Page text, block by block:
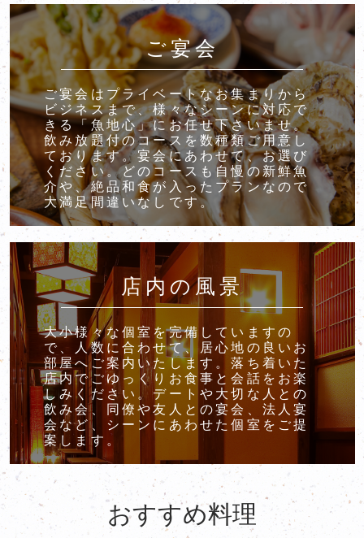
ご宴会
ご宴会はプライベートなお集まりから
ビジネスまで、様々なシーンに対応で
きる「魚地心」にお任せ下さいませ。
飲み放題付のコースを数種類ご用意し
ております。宴会にあわせて、お選び
ください。どのコースも自慢の新鮮魚
介や、絶品和食が入ったプランなので
大満足間違いなしです。
店内の風景
大小様々な個室を完備していますの
で、人数に合わせて、居心地の良いお
部屋へご案内いたします。落ち着いた
店内でごゆっくりお食事と会話をお楽
しみください。デートや大切な人との
飲み会、同僚や友人との宴会、法人宴
会など、シーンにあわせた個室をご提
案します。
おすすめ料理